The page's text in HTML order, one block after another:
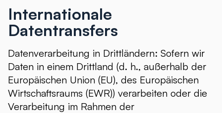
Internationale
Datentransfers
Datenverarbeitung in Drittländern: Sofern wir
Daten in einem Drittland (d. h., außerhalb der
Europäischen Union (EU), des Europäischen
Wirtschaftsraums (EWR)) verarbeiten oder die
Verarbeitung im Rahmen der